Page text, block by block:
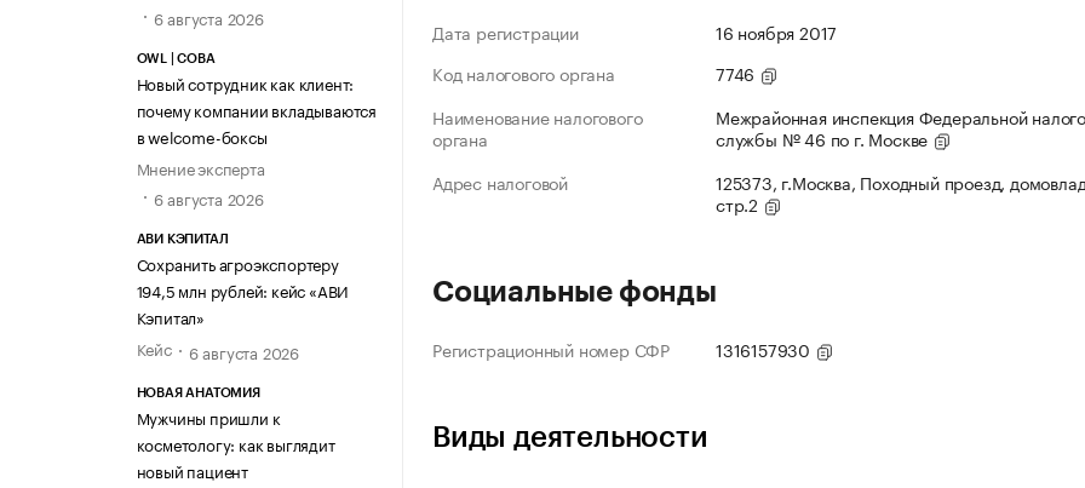
6 августа 2026
OWL | СОВА
Новый сотрудник как клиент:
почему компании вкладываются
в welcome-боксы
Мнение эксперта
6 августа 2026
АВИ КЭПИТАЛ
Сохранить агроэкспортеру
194,5 млн рублей: кейс «АВИ
Кэпитал»
Кейс
6 августа 2026
НОВАЯ АНАТОМИЯ
Мужчины пришли к
косметологу: как выглядит
новый пациент
Дата регистрации
16 ноября 2017
Код налогового органа
7746
Наименование налогового
органа
Межрайонная инспекция Федеральной
службы № 46 по г. Москве
Адрес налоговой
125373, г.Москва, Походный проезд,
стр.2
Социальные фонды
Регистрационный номер СФР 1316157930
Виды деятельности